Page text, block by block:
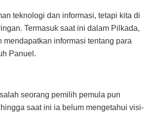
teknologi dan informasi, tetapi kita di
Termasuk saat ini dalam Pilkada,
mendapatkan informasi tentang para
Panuel.
seorang pemilih pemula pun
saat ini ia belum mengetahui visi-